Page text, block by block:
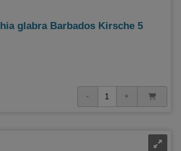
glabra Barbados Kirsche 5